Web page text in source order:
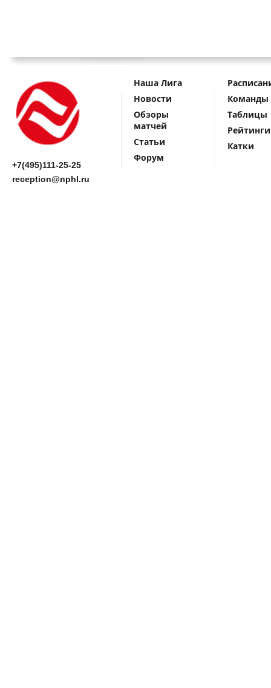
+7(495)111-25-25
reception@nphl.ru
Наша Лига
Новости
Обзоры
матчей
Статьи
Форум
Команды
Таблицы
Рейтинги
Катки